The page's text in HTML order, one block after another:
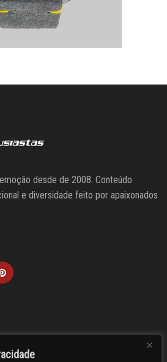
desde de 2008. Conteúdo
e diversidade feito por apaixonados